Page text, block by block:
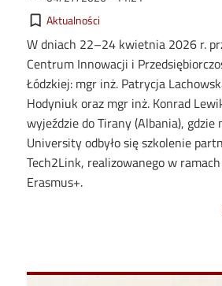
bookmark_border Kategorie
Aktualności
W dniach 22–24 kwietnia 2026 r.
Centrum Innowacji i
Łódzkiej: mgr inż. Patrycja
Hodyniuk oraz mgr inż. Konrad
wyjeździe do Tirany (Albania), gdzie
University odbyło się szkolenie
Tech2Link, realizowanego w
Erasmus+.